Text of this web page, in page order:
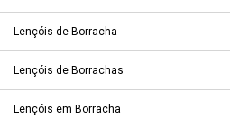
Lençóis de Borracha
Lençóis de Borrachas
Lençóis em Borracha